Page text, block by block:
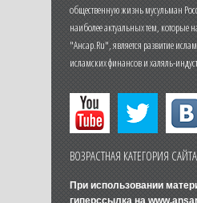
общественную жизнь мусульман
наиболее актуальных тем, которые
"Ансар.Ru", является развитие
исламских финансов и халяль-
ВОЗРАСТНАЯ КАТЕГОРИЯ САЙТА
При использовании
гиперссылка на